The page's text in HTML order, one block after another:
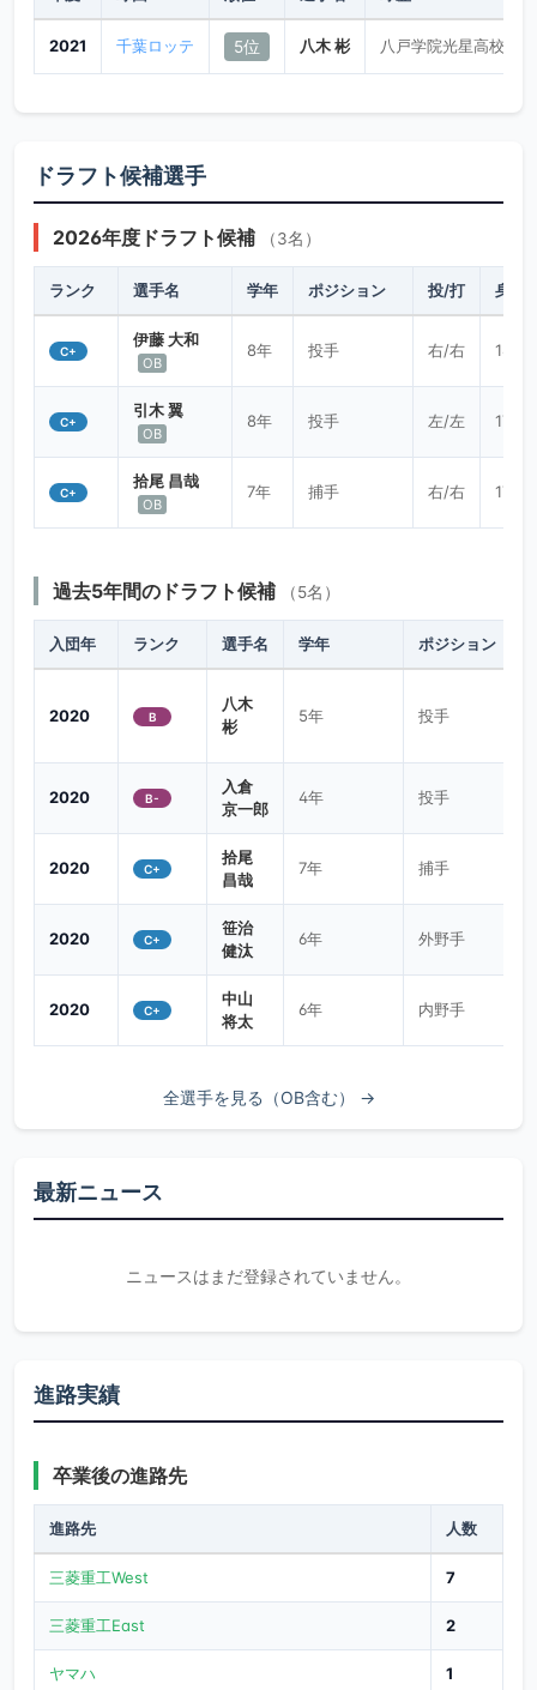
2021 千葉ロッテ 5位 八木 彬 八戸学院光星高校→
ドラフト候補選手
2026年度ドラフト候補 （3名）
ランク 選手名 学年 ポジション 投/打 身長/
C+
伊藤 大和
OB
8年 投手 右/右 182/
C+
引木 翼
OB
8年 投手 左/左 177/
C+
拾尾 昌哉
OB
7年 捕手 右/右 178/
過去5年間のドラフト候補 （5名）
入団年 ランク 選手名 学年 ポジション
2020 B
八木
彬
5年 投手
2020 B-
入倉
京一郎
4年 投手
2020 C+
拾尾
昌哉
7年 捕手
2020 C+
笹治
健汰
6年 外野手
2020 C+
中山
将太
6年 内野手
全選手を見る（OB含む） →
最新ニュース
ニュースはまだ登録されていません。
進路実績
卒業後の進路先
進路先 人数
三菱重工West 7
三菱重工East 2
ヤマハ 1